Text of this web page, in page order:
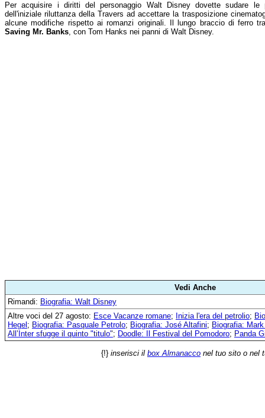
Per acquisire i diritti del personaggio Walt Disney dovette sudare le
dell'iniziale riluttanza della Travers ad accettare la trasposizione
alcune modifiche rispetto ai romanzi originali. Il lungo braccio di ferro
Saving Mr. Banks, con Tom Hanks nei panni di Walt Disney.
Vedi Anche
Rimandi: Biografia: Walt Disney
Altre voci del 27 agosto: Esce Vacanze romane; Inizia l'era del petrolio;
Hegel ; Biografia: Pasquale Petrolo; Biografia: José Altafini; Biografia:
All’Inter sfugge il quinto "titulo"; Doodle: Il Festival del Pomodoro; Panda
{!} inserisci il box Almanacco nel tuo sito o nel